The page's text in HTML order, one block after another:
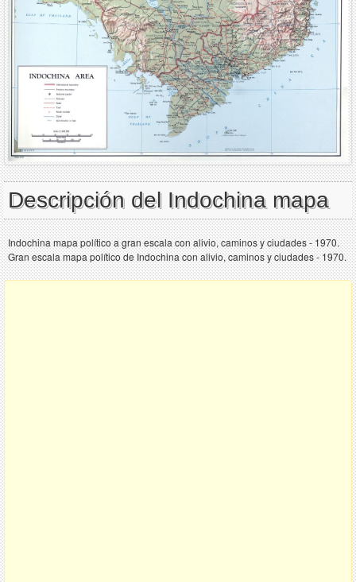
Descripción del Indochina mapa
Indochina mapa político a gran escala con alivio, caminos y ciudades - 1970.
Gran escala mapa político de Indochina con alivio, caminos y ciudades - 1970.